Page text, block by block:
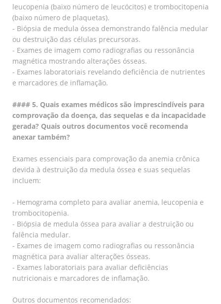
leucopenia (baixo número de leucócitos) e trombocitopenia
(baixo número de plaquetas).
- Biópsia de medula óssea demonstrando falência medular
ou destruição das células precursoras.
- Exames de imagem como radiografias ou ressonância
magnética mostrando alterações ósseas.
- Exames laboratoriais revelando deficiência de nutrientes
e marcadores de inflamação.
#### 5. Quais exames médicos são imprescindíveis para
comprovação da doença, das sequelas e da incapacidade
gerada? Quais outros documentos você recomenda
anexar também?
Exames essenciais para comprovação da anemia crônica
devida à destruição da medula óssea e suas sequelas
incluem:
- Hemograma completo para avaliar anemia, leucopenia e
trombocitopenia.
- Biópsia de medula óssea para avaliar a destruição ou
falência medular.
- Exames de imagem como radiografias ou ressonância
magnética para avaliar alterações ósseas.
- Exames laboratoriais para avaliar deficiências
nutricionais e marcadores de inflamação.
Outros documentos recomendados: